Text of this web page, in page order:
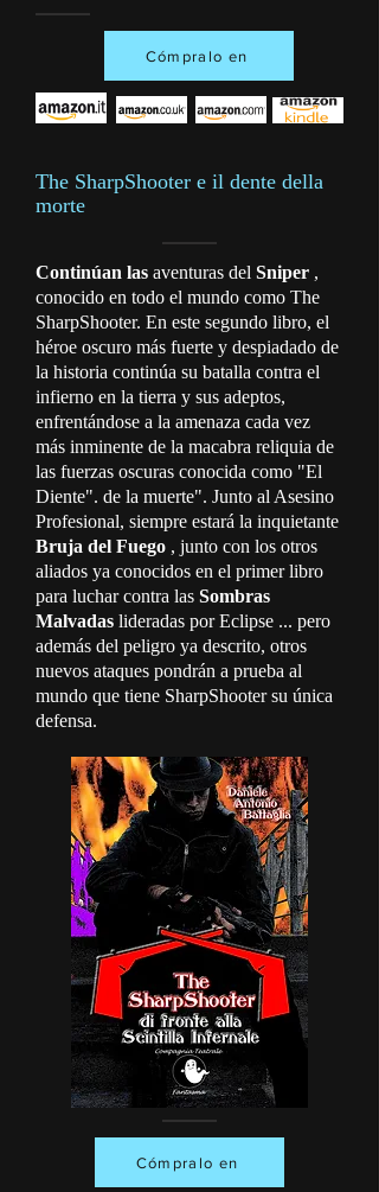
Cómpralo en
The SharpShooter e il dente della
morte
Continúan las aventuras del Sniper ,
conocido en todo el mundo como The
SharpShooter. En este segundo libro, el
héroe oscuro más fuerte y despiadado de
la historia continúa su batalla contra el
infierno en la tierra y sus adeptos,
enfrentándose a la amenaza cada vez
más inminente de la macabra reliquia de
las fuerzas oscuras conocida como "El
Diente". de la muerte". Junto al Asesino
Profesional, siempre estará la inquietante
Bruja del Fuego , junto con los otros
aliados ya conocidos en el primer libro
para luchar contra las Sombras
Malvadas lideradas por Eclipse ... pero
además del peligro ya descrito, otros
nuevos ataques pondrán a prueba al
mundo que tiene SharpShooter su única
defensa.
Cómpralo en